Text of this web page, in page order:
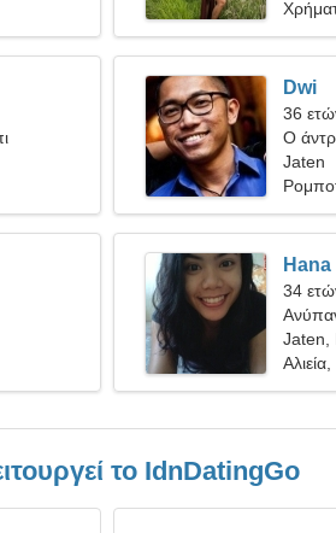
Dwi
36
Ο
Jaten
Hana
34
Jaten,
το IdnDatingGo